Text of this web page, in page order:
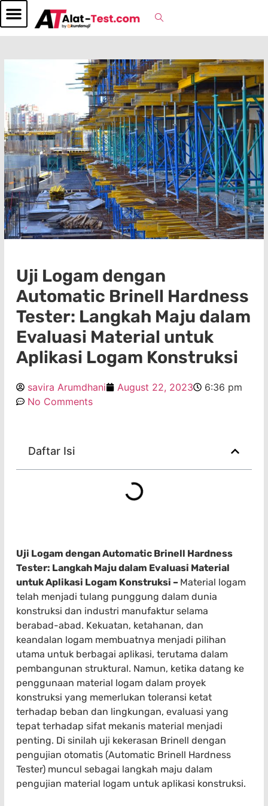
Uji Logam dengan
Automatic Brinell Hardness
Tester: Langkah Maju dalam
Evaluasi Material untuk
Aplikasi Logam Konstruksi
savira Arumdhani August 22, 2023
6:36 pm
No Comments
Daftar Isi
Uji Logam dengan Automatic Brinell Hardness
Tester: Langkah Maju dalam Evaluasi Material
untuk Aplikasi Logam Konstruksi – Material logam
telah menjadi tulang punggung dalam dunia
konstruksi dan industri manufaktur selama
berabad-abad. Kekuatan, ketahanan, dan
keandalan logam membuatnya menjadi pilihan
utama untuk berbagai aplikasi, terutama dalam
pembangunan struktural. Namun, ketika datang ke
penggunaan material logam dalam proyek
konstruksi yang memerlukan toleransi ketat
terhadap beban dan lingkungan, evaluasi yang
tepat terhadap sifat mekanis material menjadi
penting. Di sinilah uji kekerasan Brinell dengan
pengujian otomatis (Automatic Brinell Hardness
Tester) muncul sebagai langkah maju dalam
pengujian material logam untuk aplikasi konstruksi.